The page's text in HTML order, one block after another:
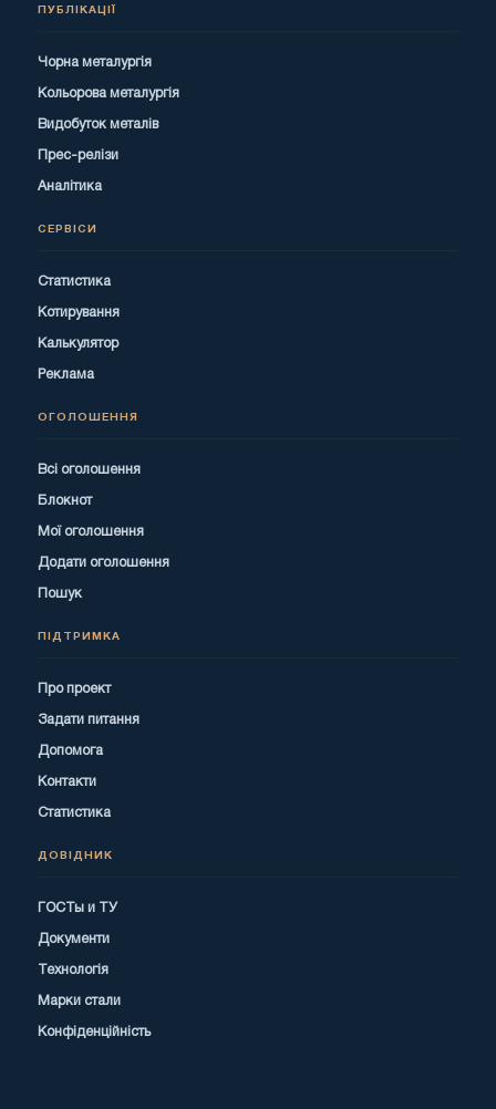
ПУБЛІКАЦІЇ
Чорна металургія
Кольорова металургія
Видобуток металів
Прес-релізи
Аналітика
СЕРВІСИ
Статистика
Котирування
Калькулятор
Реклама
ОГОЛОШЕННЯ
Всі оголошення
Блокнот
Мої оголошення
Додати оголошення
Пошук
ПІДТРИМКА
Про проект
Задати питання
Допомога
Контакти
Статистика
ДОВІДНИК
ГОСТы и ТУ
Документи
Технологія
Марки стали
Конфіденційність